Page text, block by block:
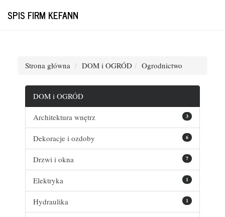
SPIS FIRM KEFANN
Strona główna DOM i OGRÓD Ogrodnictwo
DOM i OGRÓD
3
Architektura wnętrz
6
Dekoracje i ozdoby
7
Drzwi i okna
1
Elektryka
1
Hydraulika